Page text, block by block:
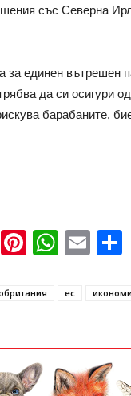
със Северна
за единен вътрешен
да си осигури
барабаните,
LinkedIn
Pinterest
ес